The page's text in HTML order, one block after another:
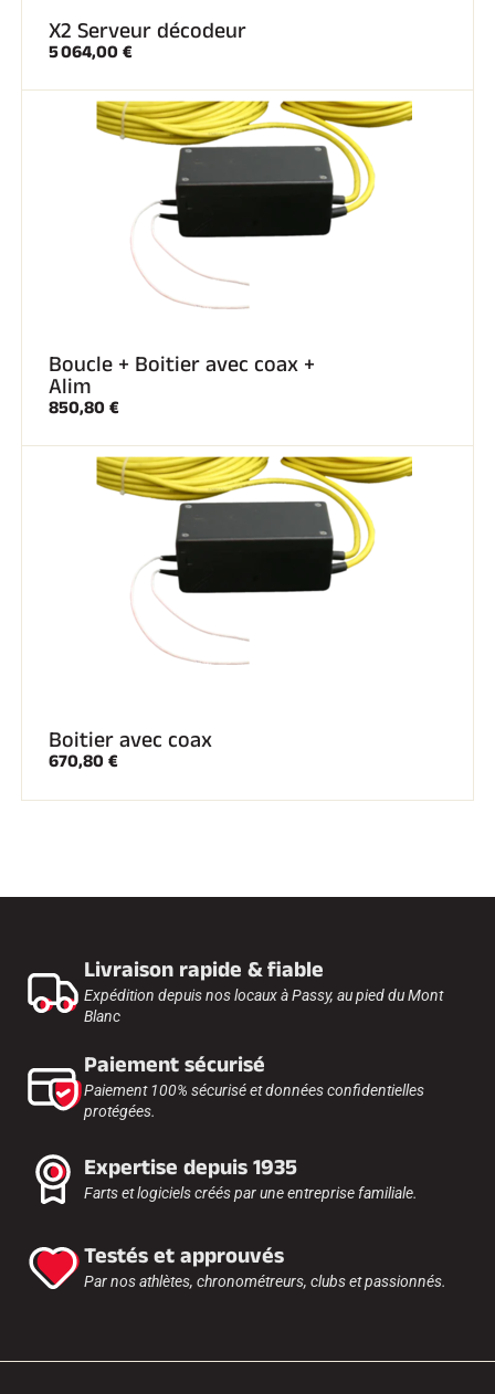
SKI COMPÉTITION
SKI TOUT TERRAIN
X2 Serveur décodeur
5 064,00 €
Boucle + Boitier avec coax +
Alim
850,80 €
Boitier avec coax
670,80 €
Livraison rapide & fiable
Expédition depuis nos locaux à Passy, au pied du Mont
Blanc
Paiement sécurisé
Paiement 100% sécurisé et données confidentielles
protégées.
Expertise depuis 1935
Farts et logiciels créés par une entreprise familiale.
Testés et approuvés
Par nos athlètes, chronométreurs, clubs et passionnés.